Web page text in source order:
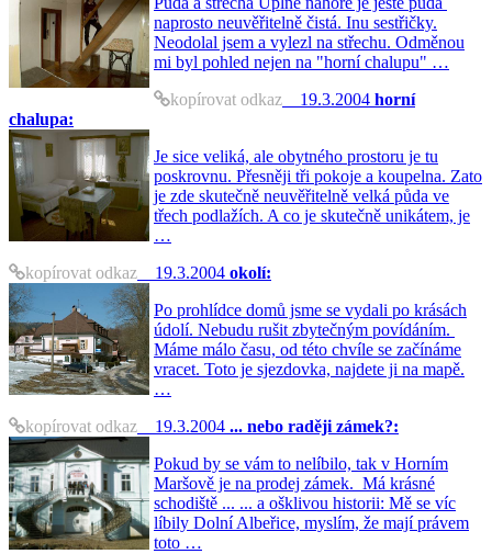
naprosto neuvěřitelně čistá. Inu sestřičky.
Neodolal jsem a vylezl na střechu. Odměnou
mi byl pohled nejen na "horní chalupu" …
kopírovat odkaz 19.3.2004 horní
chalupa:
Je sice veliká, ale obytného prostoru je tu
poskrovnu. Přesněji tři pokoje a koupelna. Zato
je zde skutečně neuvěřitelně velká půda ve
třech podlažích. A co je skutečně unikátem, je
…
kopírovat odkaz 19.3.2004 okolí:
Po prohlídce domů jsme se vydali po krásách
údolí. Nebudu rušit zbytečným povídáním.
Máme málo času, od této chvíle se začínáme
vracet. Toto je sjezdovka, najdete ji na mapě.
…
kopírovat odkaz 19.3.2004 ... nebo raději zámek?:
Pokud by se vám to nelíbilo, tak v Horním
Maršově je na prodej zámek. Má krásné
schodiště ... ... a ošklivou historii: Mě se víc
líbily Dolní Albeřice, myslím, že mají právem
toto …